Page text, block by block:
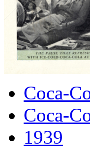
Coca-
Coca-
1939